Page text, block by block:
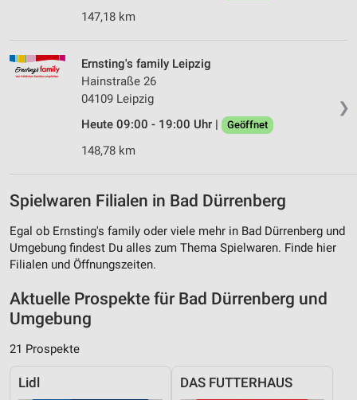
147,18 km
❯
Ernsting's family Leipzig
Hainstraße 26
04109 Leipzig
Heute 09:00 - 19:00 Uhr |
Geöffnet
148,78 km
Spielwaren Filialen in Bad Dürrenberg
Egal ob Ernsting's family oder viele mehr in Bad Dürrenberg und
Umgebung findest Du alles zum Thema Spielwaren. Finde hier
Filialen und Öffnungszeiten.
Aktuelle Prospekte für Bad Dürrenberg und
Umgebung
21 Prospekte
Lidl DAS FUTTERHAUS